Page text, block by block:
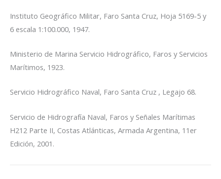
Instituto Geográfico Militar, Faro Santa Cruz, Hoja 5169-5 y
6 escala 1:100.000, 1947.
Ministerio de Marina Servicio Hidrográfico, Faros y Servicios
Marítimos, 1923.
Servicio Hidrográfico Naval, Faro Santa Cruz , Legajo 68.
Servicio de Hidrografía Naval, Faros y Señales Marítimas
H212 Parte II, Costas Atlánticas, Armada Argentina, 11er
Edición, 2001.